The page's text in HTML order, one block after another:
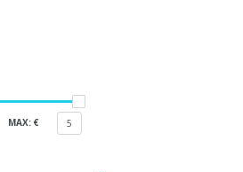
MAX: € 5